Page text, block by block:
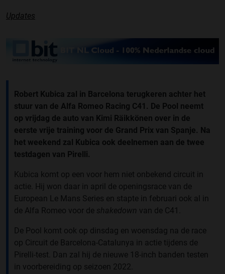
Updates
Robert Kubica zal in Barcelona terugkeren achter het
stuur van de Alfa Romeo Racing C41. De Pool neemt
op vrijdag de auto van Kimi Räikkönen over in de
eerste vrije training voor de Grand Prix van Spanje. Na
het weekend zal Kubica ook deelnemen aan de twee
testdagen van Pirelli.
Kubica komt op een voor hem niet onbekend circuit in
actie. Hij won daar in april de openingsrace van de
European Le Mans Series en stapte in februari ook al in
de Alfa Romeo voor de shakedown van de C41.
De Pool komt ook op dinsdag en woensdag na de race
op Circuit de Barcelona-Catalunya in actie tijdens de
Pirelli-test. Dan zal hij de nieuwe 18-inch banden testen
in voorbereiding op seizoen 2022.